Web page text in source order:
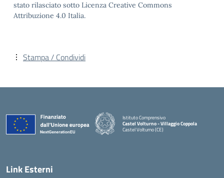
stato rilasciato sotto Licenza Creative Commons
Attribuzione 4.0 Italia.
Stampa / Condividi
Istituto Comprensivo
Castel Volturno - Villaggio Coppola
Castel Volturno (CE)
Link Esterni